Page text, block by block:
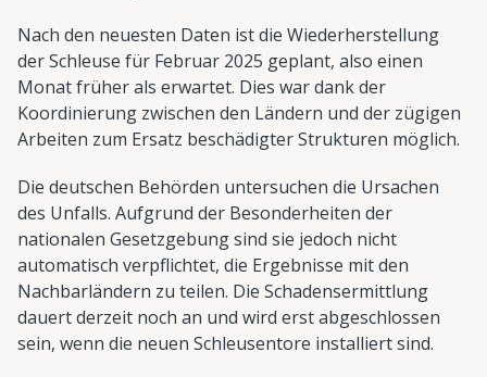
Nach den neuesten Daten ist die Wiederherstellung
der Schleuse für Februar 2025 geplant, also einen
Monat früher als erwartet. Dies war dank der
Koordinierung zwischen den Ländern und der zügigen
Arbeiten zum Ersatz beschädigter Strukturen möglich.
Die deutschen Behörden untersuchen die Ursachen
des Unfalls. Aufgrund der Besonderheiten der
nationalen Gesetzgebung sind sie jedoch nicht
automatisch verpflichtet, die Ergebnisse mit den
Nachbarländern zu teilen. Die Schadensermittlung
dauert derzeit noch an und wird erst abgeschlossen
sein, wenn die neuen Schleusentore installiert sind.